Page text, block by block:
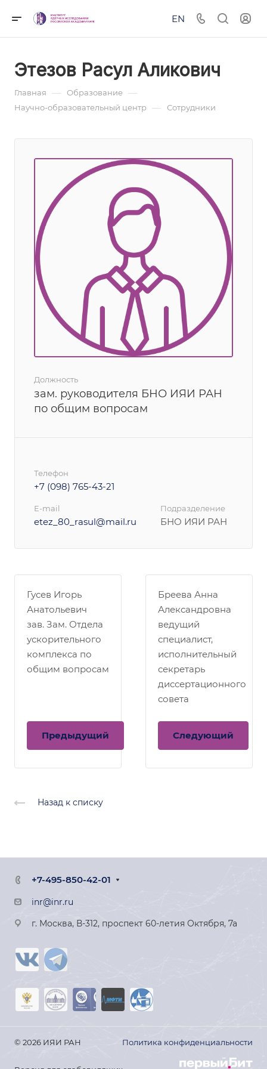
EN
Этезов Расул Аликович
Главная — Образование —
Научно-образовательный центр — Сотрудники
Должность
зам. руководителя БНО ИЯИ РАН
по общим вопросам
Телефон
+7 (098) 765-43-21
E-mail
etez_80_rasul@mail.ru
Подразделение
БНО ИЯИ РАН
Гусев Игорь
Анатольевич
зав. Зам. Отдела
ускорительного
комплекса по
общим вопросам
Предыдущий
Бреева Анна
Александровна
ведущий
специалист,
исполнительный
секретарь
диссертационного
совета
Следующий
Назад к списку
+7-495-850-42-01
inr@inr.ru
г. Москва, В-312, проспект 60-летия Октября, 7а
© 2026 ИЯИ РАН Политика конфиденциальности